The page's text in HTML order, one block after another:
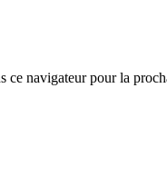
ce navigateur pour la